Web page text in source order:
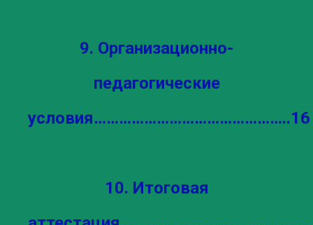
9. Организационно-
педагогические
условия………………………………………..16
10. Итоговая